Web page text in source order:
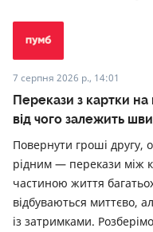
7 серпня 2026 р., 14:01
Перекази з картки на
від чого залежить
Повернути гроші другу,
рідним — перекази між
частиною життя
відбуваються миттєво,
із затримками.